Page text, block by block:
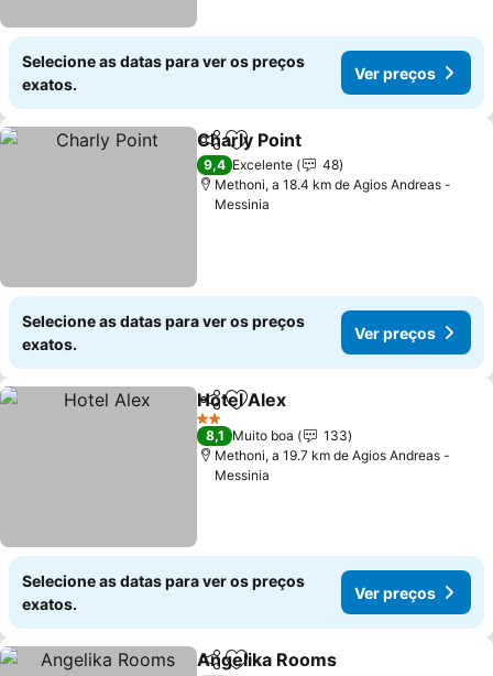
Selecione as datas para ver os preços
exatos.
Ver preços
PartilharAdicionar aos favoritos
Charly Point
9,4 Excelente
48
Methoni, a 18.4 km de Agios Andreas -
Messinia
Selecione as datas para ver os preços
exatos.
Ver preços
PartilharAdicionar aos favoritos
Hotel Alex
2 Estrelas
8,1 Muito boa
133
Methoni, a 19.7 km de Agios Andreas -
Messinia
Selecione as datas para ver os preços
exatos.
Ver preços
PartilharAdicionar aos favoritos
Angelika Rooms